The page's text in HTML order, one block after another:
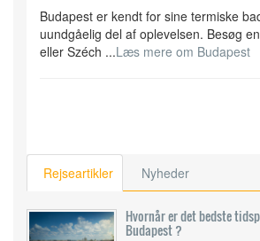
Budapest er kendt for sine termiske
uundgåelig del af oplevelsen. Besøg
eller Széch ...Læs mere om Budapest
Rejseartikler Nyheder
Hvornår er det bedste
Budapest ?